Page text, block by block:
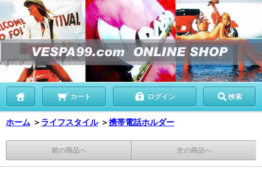
カート ログイン 検索
ホーム ＞ ライフスタイル ＞携帯電話ホルダー
前の商品へ 次の商品へ